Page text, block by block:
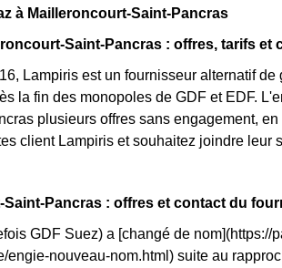
à Mailleroncourt-Saint-Pancras
Saint-Pancras : offres, tarifs et
Lampiris est un fournisseur alternatif
la fin des monopoles de GDF et EDF.
plusieurs offres sans engagement,
client Lampiris et souhaitez joindre
Saint-Pancras : offres et contact du
GDF Suez) a [changé de nom](https://
nouveau-nom.html) suite au